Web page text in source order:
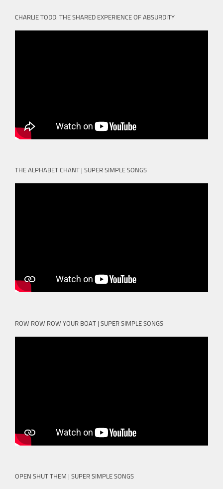
CHARLIE TODD: THE SHARED EXPERIENCE OF ABSURDITY
THE ALPHABET CHANT | SUPER SIMPLE SONGS
ROW ROW ROW YOUR BOAT | SUPER SIMPLE SONGS
OPEN SHUT THEM | SUPER SIMPLE SONGS